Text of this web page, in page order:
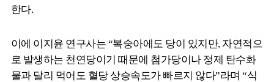
한다.
이에 이지윤 연구사는 “복숭아에도 당이 있지만, 자연적으
로 발생하는 천연당이기 때문에 첨가당이나 정제 탄수화
물과 달리 먹어도 혈당 상승속도가 빠르지 않다”라며 “식